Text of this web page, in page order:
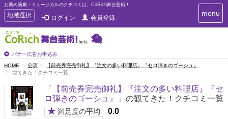
お薦め演劇・ミュージカルのクチコミは、CoRich舞台芸術！
T
o
g
g
e
n
a
地域選択 ログイン 会員登録
バナー広告お申込み
T
o
v
menu
HOME 公演
【前売券完売御礼】『注文の多い料理店』『セロ弾きのゴーシュ』
観てきた！クチコミ一覧
「
【前売券完売御礼】『注文の多い料理店』『セ
ロ弾きのゴーシュ』
」の観てきた！クチコミ一覧
★ 満足度の平均 0.0